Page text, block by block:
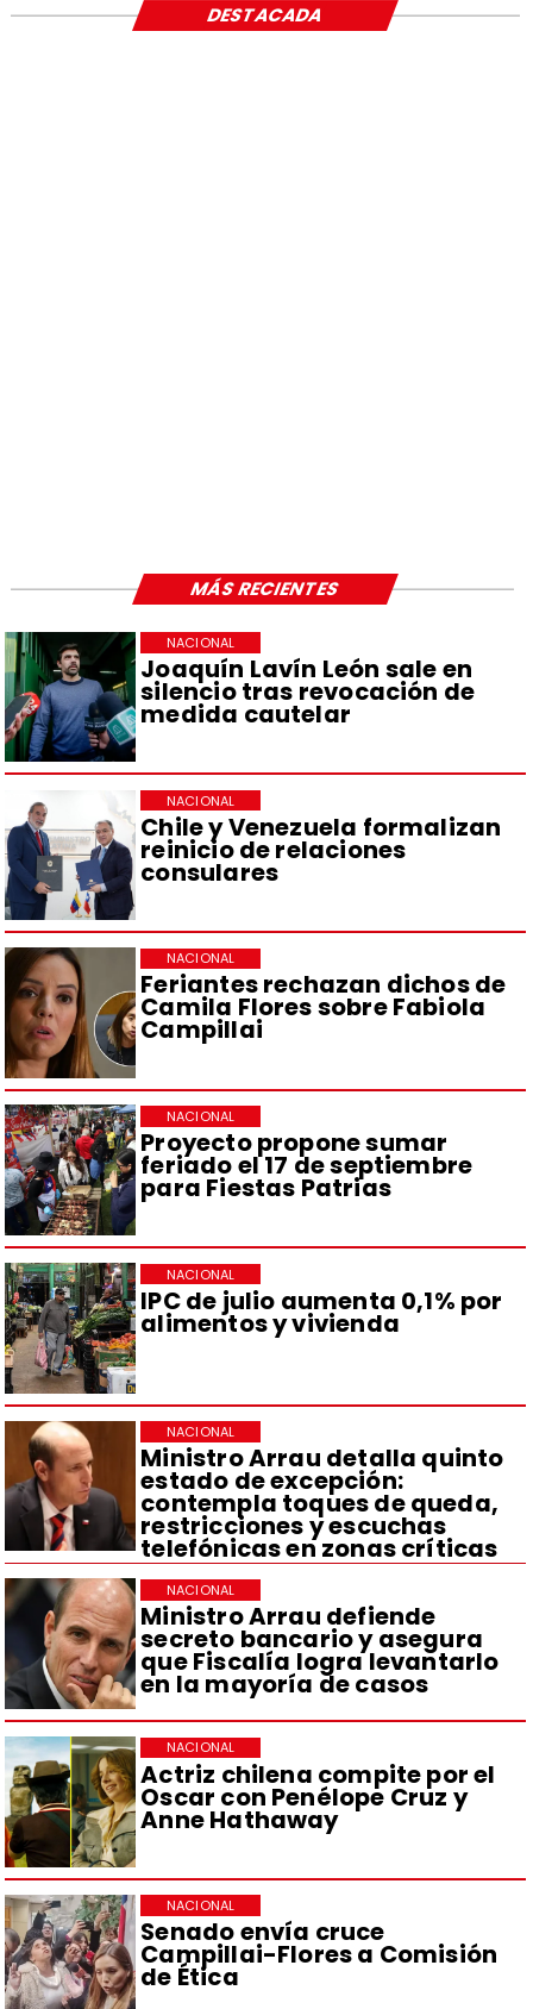
Joaquín Lavín León sale en
silencio tras revocación de
medida cautelar
NACIONAL
Chile y Venezuela formalizan
reinicio de relaciones
consulares
NACIONAL
Feriantes rechazan dichos de
Camila Flores sobre Fabiola
Campillai
NACIONAL
Proyecto propone sumar
feriado el 17 de septiembre
para Fiestas Patrias
NACIONAL
IPC de julio aumenta 0,1% por
alimentos y vivienda
NACIONAL
Ministro Arrau detalla quinto
estado de excepción:
contempla toques de queda,
restricciones y escuchas
telefónicas en zonas críticas
NACIONAL
Ministro Arrau defiende
secreto bancario y asegura
que Fiscalía logra levantarlo
en la mayoría de casos
NACIONAL
Actriz chilena compite por el
Oscar con Penélope Cruz y
Anne Hathaway
NACIONAL
Senado envía cruce
Campillai-Flores a Comisión
de Ética
NACIONAL
DESTACADA
MÁS RECIENTES